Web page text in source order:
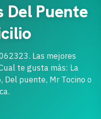
Del Puente
Las mejores
te gusta más: La
Del puente, Mr Tocino o